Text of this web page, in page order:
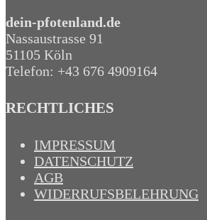
dein-pfotenland.de
Nassaustrasse 91
51105 Köln
Telefon: +43 676 4909164‬
RECHTLICHES
IMPRESSUM
DATENSCHUTZ
AGB
WIDERRUFSBELEHRUNG